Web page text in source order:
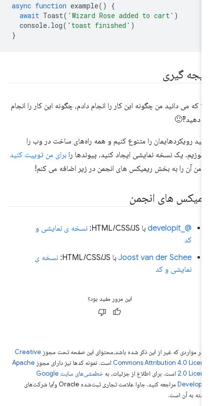
async function example ()
await Toast('Wizard Rose added to cart'
console.log('toast finished'
گیری
که می دانید من چگونه این کار را انجام دادم، چگونه این کار را انجام
دهید‽🙂
رویکردهایمان را متنوع کنیم و همه راه‌های ساخت در وب را
یک نسخه نمایشی ایجاد کنید، پیوندها رابرای من توییت کنید
من آن را به بخش ریمیکس های انجمن در زیر اضافه می کنم!
های انجمن
@_developit با HTML/CSS/JS:
نسخه ی نمایشی و
Joost van der Scheeبا HTML/CSS/JS:
نسخه ی
نمایشی و کد
این مرور مفید بود؟
در مواردی که غیر از این ذکر شده باشد،‌محتوای این صفحه تحت مجوزCreative
Commons Attribution 4.0است. نمونه کدها نیز دارای مجوزApache
2.0است. برای اطلاع از جزئیات، به
خطمشی‌های سایت Google
مراجعه کنید. جاوا علامت تجاری ثبت‌شده Oracle و/یا شرکت‌های
به آن است.